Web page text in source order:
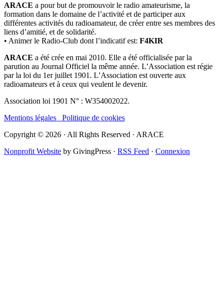
ARACE a pour but de promouvoir le radio amateurisme, la
formation dans le domaine de l’activité et de participer aux
différentes activités du radioamateur, de créer entre ses membres des
liens d’amitié, et de solidarité.
• Animer le Radio-Club dont l’indicatif est: F4KIR
ARACE a été crée en mai 2010. Elle a été officialisée par la
parution au Journal Officiel la même année. L’Association est régie
par la loi du 1er juillet 1901. L’Association est ouverte aux
radioamateurs et à ceux qui veulent le devenir.
Association loi 1901 N° : W354002022.
Mentions légales Politique de cookies
Copyright © 2026 · All Rights Reserved · ARACE
Nonprofit Website by GivingPress · RSS Feed · Connexion